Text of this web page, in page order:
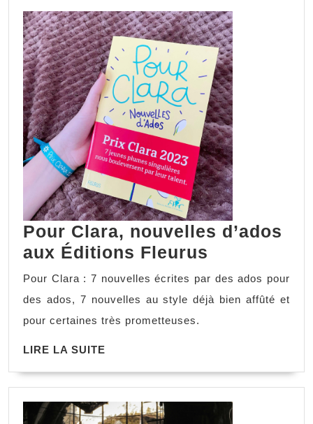
Pour Clara, nouvelles d’ados
aux Éditions Fleurus
Pour Clara : 7 nouvelles écrites par des ados pour
des ados, 7 nouvelles au style déjà bien affûté et
pour certaines très prometteuses.
LIRE LA SUITE